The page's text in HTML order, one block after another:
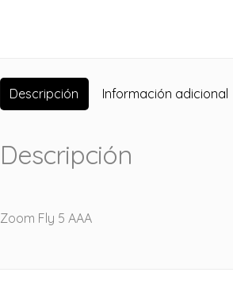
Descripción Información adicional
Descripción
Zoom Fly 5 AAA